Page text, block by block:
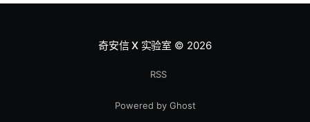
是一个由c++语言实现的典型后门木马，支持文件管理，
般的后门，MystRodX在隐匿性，灵活性俩方面具有非常
用了差异化加密策略： 1. 虚拟机&调试器检测等相关敏感
奇安信 X 实验室 © 2026
RSS
Powered by Ghost